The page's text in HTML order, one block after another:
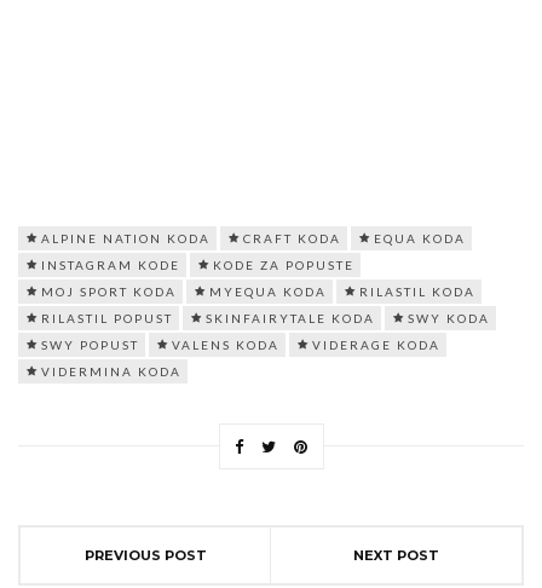
ALPINE NATION KODA CRAFT KODA
EQUA KODA
INSTAGRAM KODE
KODE ZA POPUSTE
MOJ SPORT KODA
MYEQUA KODA
RILASTIL KODA
RILASTIL POPUST
SKINFAIRYTALE KODA
SWY KODA
SWY POPUST
VALENS KODA
VIDERAGE KODA
VIDERMINA KODA
PREVIOUS POST NEXT POST